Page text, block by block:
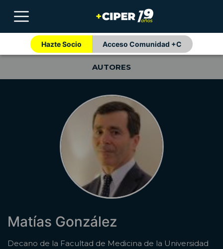
Hazte Socio Acceso Comunidad +C
AUTORES
Matías González
Decano de la Facultad de Medicina de la Universidad